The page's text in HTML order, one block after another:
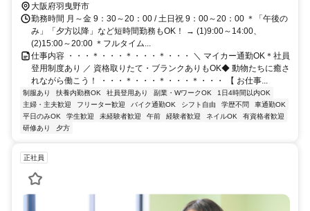
歩20分 ＊マイカー通勤OK
大阪府羽曳野市
勤務時間 月～金 9：30～20：00 / 土日祝 9：00～20：00 ＊「午後の
み」「夕方以降」など短時間勤務もOK！ → (1)9:00～14:00、
(2)15:00～20:00 ＊フルタイム...
仕事内容 ・・・＊・・・＊・・・＊・・・ ＼ マイカー通勤OK＊社員
登用制度あり ／ 資格取りたて・ブランクありもOK◆ 動物たちに癒さ
れながら働こう！ ・・・＊・・・＊・・・＊・・・ 【 お仕事...
制服あり 扶養内勤務OK 社員登用あり 副業・WワークOK
1日4時間以内OK
主婦・主夫歓迎
フリーター歓迎 バイク通勤OK シフト自由 学歴不問
車通勤OK
平日のみOK
学生歓迎 未経験者歓迎 午前 経験者歓迎 ネイルOK
有資格者歓迎
研修あり
夕方
正社員